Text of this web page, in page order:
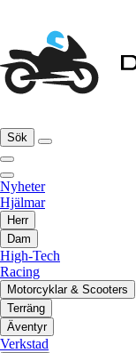
Sök
Nyheter
Hjälmar
Herr
Dam
High-Tech
Racing
Motorcyklar & Scooters
Terräng
Äventyr
Verkstad